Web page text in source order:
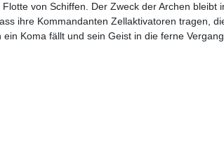
von Schiffen. Der Zweck der Archen bleibt
ihre Kommandanten Zellaktivatoren tragen,
Koma fällt und sein Geist in die ferne